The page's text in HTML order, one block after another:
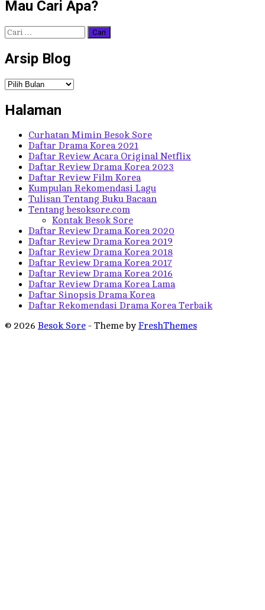
Mau Cari Apa?
Cari
untuk:
Arsip Blog
Arsip
Halaman
Curhatan Mimin Besok Sore
Daftar Drama Korea 2021
Daftar Review Acara Original Netflix
Daftar Review Drama Korea 2023
Daftar Review Film Korea
Kumpulan Rekomendasi Lagu
Tulisan Tentang Buku Bacaan
Tentang besoksore.com
Kontak Besok Sore
Daftar Review Drama Korea 2020
Daftar Review Drama Korea 2019
Daftar Review Drama Korea 2018
Daftar Review Drama Korea 2017
Daftar Review Drama Korea 2016
Daftar Review Drama Korea Lama
Daftar Sinopsis Drama Korea
Daftar Rekomendasi Drama Korea Terbaik
© 2026 Besok Sore - Theme byFreshThemes